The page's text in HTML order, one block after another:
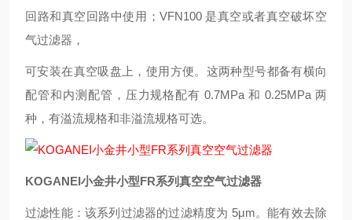
回路和真空回路中使用；VFN100 是真空或者真空破坏空
气过滤器，
可安装在真空吸盘上，使用方便。这两种型号都备有横向
配管和内测配管，压力规格配有 0.7MPa 和 0.25MPa 两
种，有溢流规格和非溢流规格可选。
KOGANEI小金井小型FR系列真空空气过滤器
过滤性能：该系列过滤器的过滤精度为 5μm。能有效去除